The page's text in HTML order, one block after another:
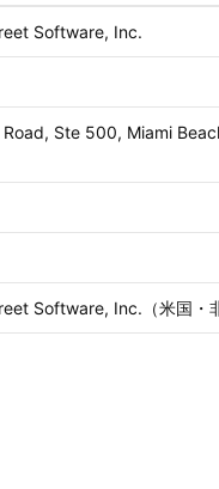
Software, Inc.
Ste 500, Miami
Software, Inc.（米国・